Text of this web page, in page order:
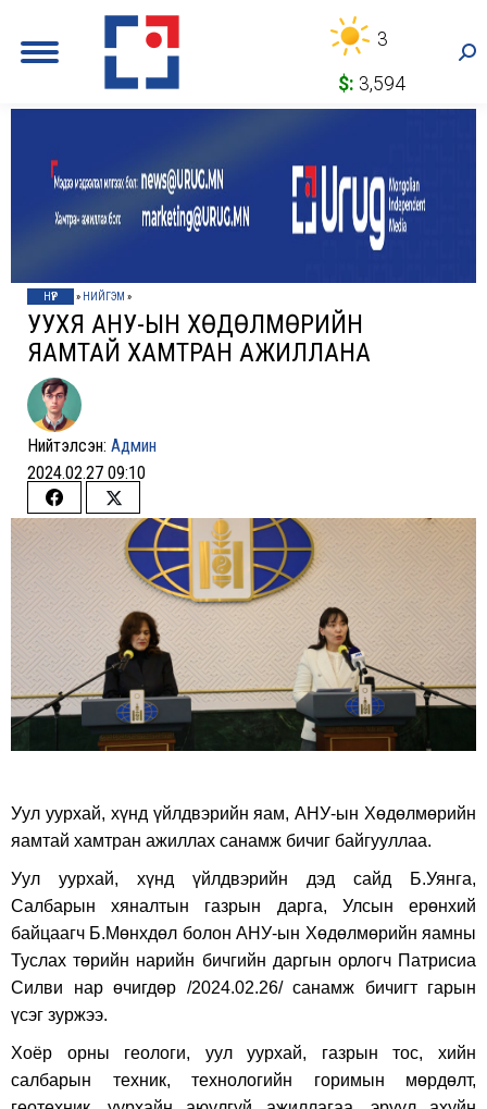
3
$: 3,594
НҮҮР » НИЙГЭМ »
УУХҮЯ АНУ-ЫН ХӨДӨЛМӨРИЙН
ЯАМТАЙ ХАМТРАН АЖИЛЛАНА
Нийтэлсэн: Админ
2024.02.27 09:10
Share
on
Facebook
Share
on
Twitter
Уул уурхай, хүнд үйлдвэрийн яам, АНУ-ын Хөдөлмөрийн
яамтай хамтран ажиллах санамж бичиг байгууллаа.
Уул уурхай, хүнд үйлдвэрийн дэд сайд Б.Уянга,
Салбарын хяналтын газрын дарга, Улсын ерөнхий
байцаагч Б.Мөнхдөл болон АНУ-ын Хөдөлмөрийн яамны
Туслах төрийн нарийн бичгийн даргын орлогч Патрисиа
Силви нар өчигдөр /2024.02.26/ санамж бичигт гарын
үсэг зуржээ.
Хоёр орны геологи, уул уурхай, газрын тос, хийн
салбарын техник, технологийн горимын мөрдөлт,